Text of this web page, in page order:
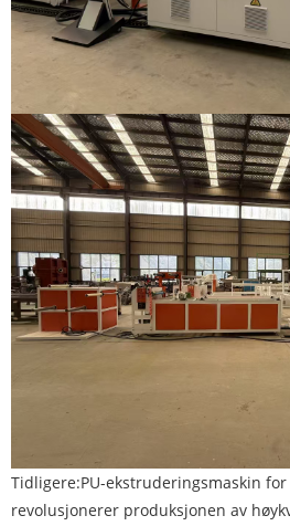
Tidligere:PU-ekstruderingsmaskin
revolusjonerer produksjonen av